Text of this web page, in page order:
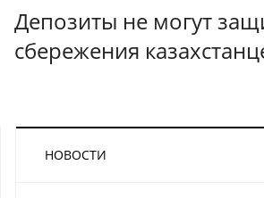
Депозиты не могут
сбережения
НОВОСТИ